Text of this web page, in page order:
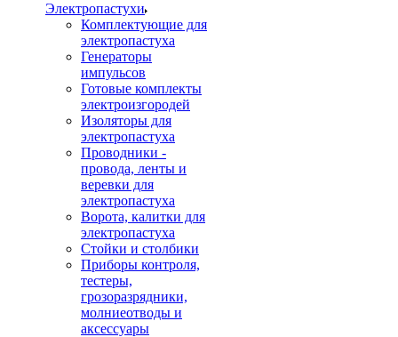
Электропастухи
Комплектующие для
электропастуха
Генераторы
импульсов
Готовые комплекты
электроизгородей
Изоляторы для
электропастуха
Проводники -
провода, ленты и
веревки для
электропастуха
Ворота, калитки для
электропастуха
Стойки и столбики
Приборы контроля,
тестеры,
грозоразрядники,
молниеотводы и
аксессуары